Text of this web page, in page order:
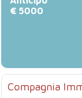
€ 5000
Compagnia